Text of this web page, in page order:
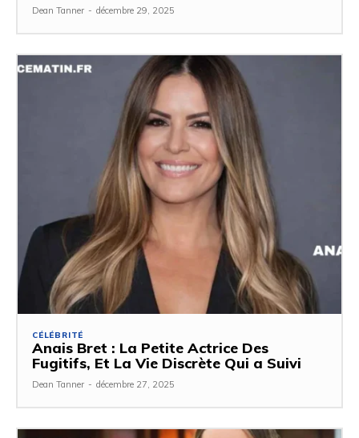
Dean Tanner - décembre 29, 2025
CÉLÉBRITÉ
Anais Bret : La Petite Actrice Des
Fugitifs, Et La Vie Discrète Qui a Suivi
Dean Tanner - décembre 27, 2025